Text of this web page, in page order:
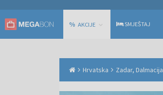
% AKCIJE SMJEŠTAJ
Hrvatska Zadar, Dalmacija